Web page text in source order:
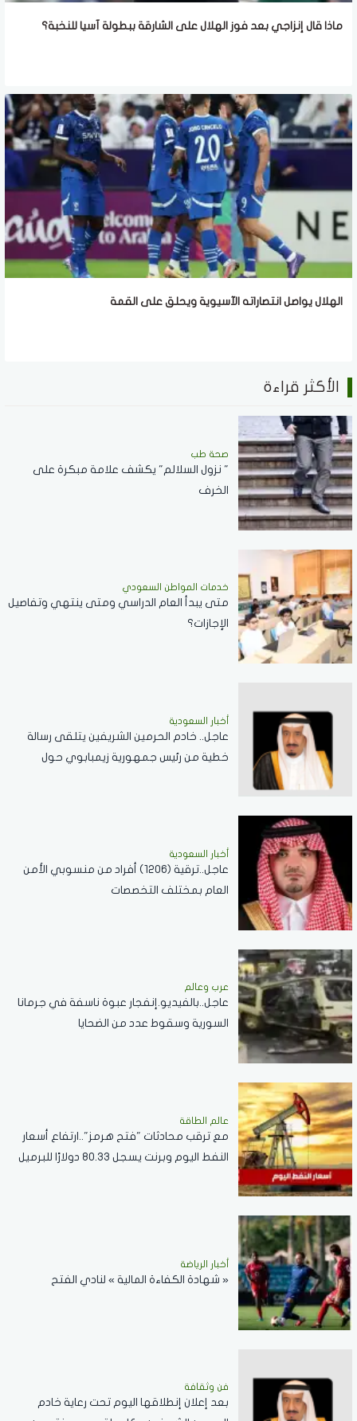
ماذا قال إنزاجي بعد فوز الهلال على الشارقة ببطولة آسيا للنخبة؟
الهلال يواصل انتصاراته الآسيوية ويحلق على القمة
الأكثر قراءة
صحة طب
" نزول السلالم" يكشف علامة مبكرة على
الخرف
خدمات المواطن السعودي
‏متى يبدأ العام الدراسي ومتى ينتهي وتفاصيل
الإجازات؟
أخبار السعودية
عاجل.. خادم الحرمين الشريفين يتلقى رسالة
خطية من رئيس جمهورية زيمبابوي حول
أخبار السعودية
عاجل..ترقية (1206) أفراد من منسوبي الأمن
العام بمختلف التخصصات
عرب وعالم
عاجل..بالفيديو.إنفجار عبوة ناسفة في جرمانا
السورية وسقوط عدد من الضحايا
عالم الطاقة
مع ترقب محادثات "فتح هرمز"..ارتفاع أسعار
النفط اليوم وبرنت يسجل 80.33 دولارًا للبرميل
أخبار الرياضة
« شهادة الكفاءة المالية » لنادي الفتح
فن وثقافة
بعد إعلان إنطلاقها اليوم تحت رعاية خادم